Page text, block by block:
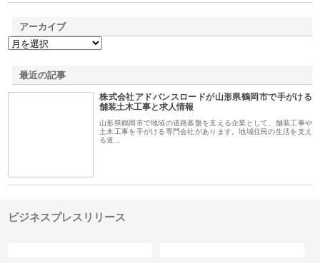
アーカイブ
最近の記事
株式会社アドバンスロードが山形県鶴岡市で手がける
舗装土木工事と求人情報
山形県鶴岡市で地域の道路基盤を支える企業として、舗装工事や
土木工事を手がける専門会社があります。地域住民の生活を支え
る道…
ビジネスプレスリリース